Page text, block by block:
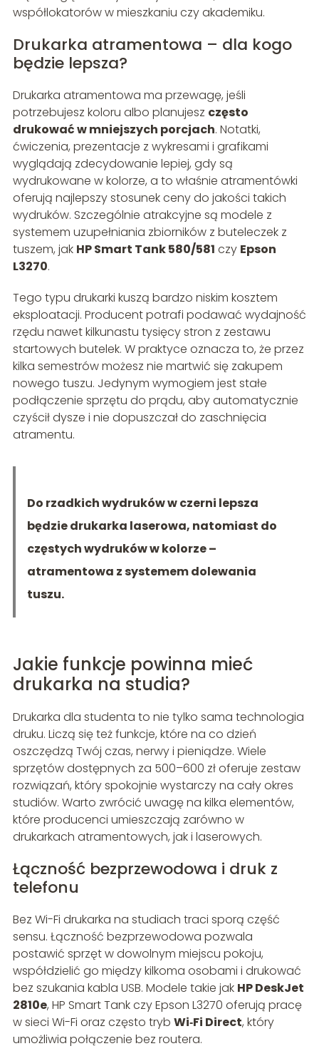
współlokatorów w mieszkaniu czy akademiku.
Drukarka atramentowa – dla kogo
będzie lepsza?
Drukarka atramentowa ma przewagę, jeśli
potrzebujesz koloru albo planujesz często
drukować w mniejszych porcjach. Notatki,
ćwiczenia, prezentacje z wykresami i grafikami
wyglądają zdecydowanie lepiej, gdy są
wydrukowane w kolorze, a to właśnie atramentówki
oferują najlepszy stosunek ceny do jakości takich
wydruków. Szczególnie atrakcyjne są modele z
systemem uzupełniania zbiorników z buteleczek z
tuszem, jak HP Smart Tank 580/581 czy Epson
L3270.
Tego typu drukarki kuszą bardzo niskim kosztem
eksploatacji. Producent potrafi podawać wydajność
rzędu nawet kilkunastu tysięcy stron z zestawu
startowych butelek. W praktyce oznacza to, że przez
kilka semestrów możesz nie martwić się zakupem
nowego tuszu. Jedynym wymogiem jest stałe
podłączenie sprzętu do prądu, aby automatycznie
czyścił dysze i nie dopuszczał do zaschnięcia
atramentu.
Do rzadkich wydruków w czerni lepsza
będzie drukarka laserowa, natomiast do
częstych wydruków w kolorze –
atramentowa z systemem dolewania
tuszu.
Jakie funkcje powinna mieć
drukarka na studia?
Drukarka dla studenta to nie tylko sama technologia
druku. Liczą się też funkcje, które na co dzień
oszczędzą Twój czas, nerwy i pieniądze. Wiele
sprzętów dostępnych za 500–600 zł oferuje zestaw
rozwiązań, który spokojnie wystarczy na cały okres
studiów. Warto zwrócić uwagę na kilka elementów,
które producenci umieszczają zarówno w
drukarkach atramentowych, jak i laserowych.
Łączność bezprzewodowa i druk z
telefonu
Bez Wi-Fi drukarka na studiach traci sporą część
sensu. Łączność bezprzewodowa pozwala
postawić sprzęt w dowolnym miejscu pokoju,
współdzielić go między kilkoma osobami i drukować
bez szukania kabla USB. Modele takie jak HP DeskJet
2810e, HP Smart Tank czy Epson L3270 oferują pracę
w sieci Wi-Fi oraz często tryb Wi‑Fi Direct, który
umożliwia połączenie bez routera.